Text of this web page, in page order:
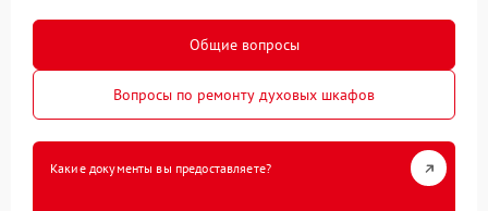
Общие вопросы
Вопросы по ремонту духовых шкафов
Какие документы вы предоставляете?